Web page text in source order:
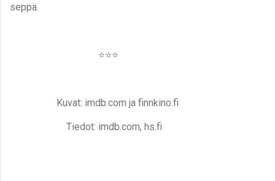
seppä.
⭐️⭐️⭐️
Kuvat: imdb.com ja finnkino.fi
Tiedot: imdb.com, hs.fi